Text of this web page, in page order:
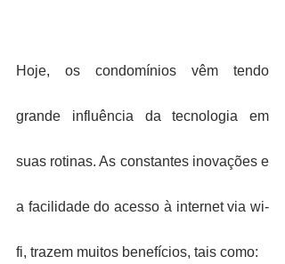
Hoje, os condomínios vêm tendo
grande influência da tecnologia em
suas rotinas. As constantes inovações e
a facilidade do acesso à internet via wi-
fi, trazem muitos benefícios, tais como: